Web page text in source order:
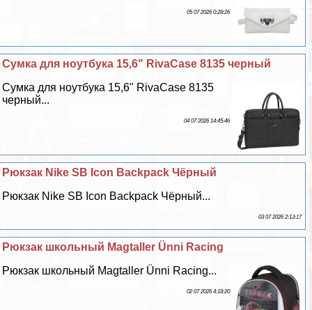
05 07 2026 0:28:26
Сумка для ноутбука 15,6" RivaCase 8135 черный
Сумка для ноутбука 15,6" RivaCase 8135
черный...
04 07 2026 14:45:46
Рюкзак Nike SB Icon Backpack Чёрный
Рюкзак Nike SB Icon Backpack Чёрный...
03 07 2026 2:13:17
Рюкзак школьный Magtaller Ünni Racing
Рюкзак школьный Magtaller Ünni Racing...
02 07 2026 4:18:20